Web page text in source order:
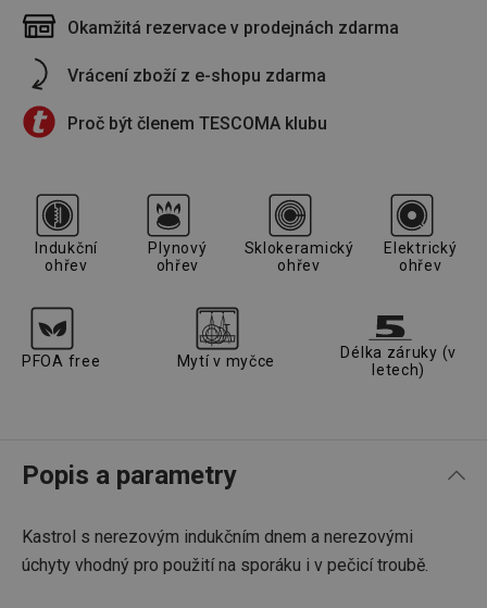
Okamžitá rezervace v prodejnách zdarma
Vrácení zboží z e-shopu zdarma
Proč být členem TESCOMA klubu
Indukční
ohřev
Plynový
ohřev
Sklokeramický
ohřev
Elektrický
ohřev
PFOA free Mytí v myčce
Délka záruky (v
letech)
Popis a parametry
Kastrol s nerezovým indukčním dnem a nerezovými
úchyty vhodný pro použití na sporáku i v pečicí troubě.